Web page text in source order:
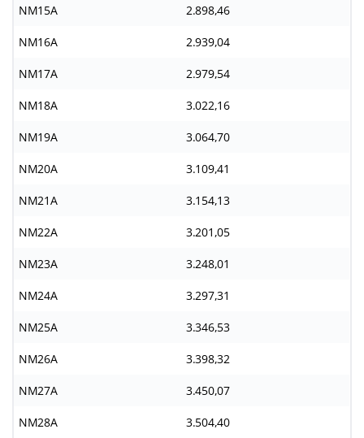
NM15A 2.898,46
NM16A 2.939,04
NM17A 2.979,54
NM18A 3.022,16
NM19A 3.064,70
NM20A 3.109,41
NM21A 3.154,13
NM22A 3.201,05
NM23A 3.248,01
NM24A 3.297,31
NM25A 3.346,53
NM26A 3.398,32
NM27A 3.450,07
NM28A 3.504,40